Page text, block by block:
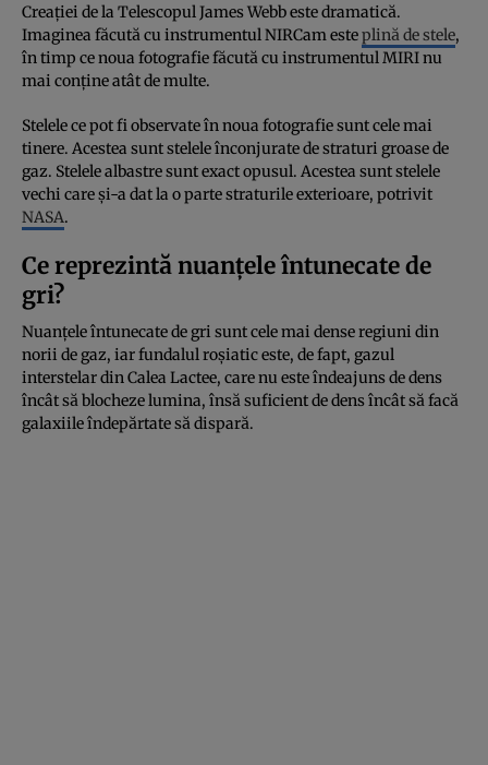
Creației de la Telescopul James Webb este dramatică.
Imaginea făcută cu instrumentul NIRCam esteplină de stele,
în timp ce noua fotografie făcută cu instrumentul MIRI nu
mai conține atât de multe.
Stelele ce pot fi observate în noua fotografie sunt cele mai
tinere. Acestea sunt stelele înconjurate de straturi groase de
gaz. Stelele albastre sunt exact opusul. Acestea sunt stelele
vechi care și-a dat la o parte straturile exterioare, potrivit
NASA.
Ce reprezintă nuanțele întunecate de
gri?
Nuanțele întunecate de gri sunt cele mai dense regiuni din
norii de gaz, iar fundalul roșiatic este, de fapt, gazul
interstelar din Calea Lactee, care nu este îndeajuns de dens
încât să blocheze lumina, însă suficient de dens încât să facă
galaxiile îndepărtate să dispară.